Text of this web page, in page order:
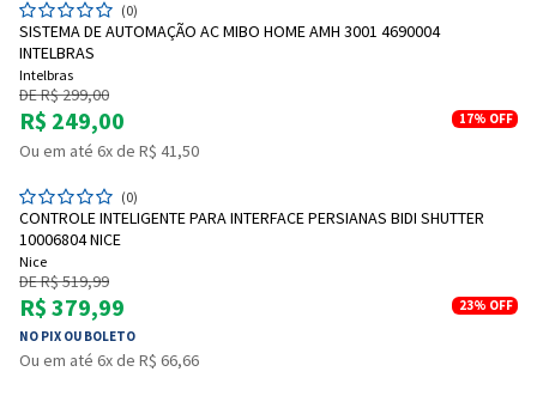
(0)
SISTEMA DE AUTOMAÇÃO AC MIBO HOME AMH 3001 4690004
INTELBRAS
Intelbras
DE R$ 299,00
R$ 249,00 17% OFF
Ou em até 6x de R$ 41,50
(0)
CONTROLE INTELIGENTE PARA INTERFACE PERSIANAS BIDI SHUTTER
10006804 NICE
Nice
DE R$ 519,99
R$ 379,99
NO PIX OU BOLETO
23% OFF
Ou em até 6x de R$ 66,66